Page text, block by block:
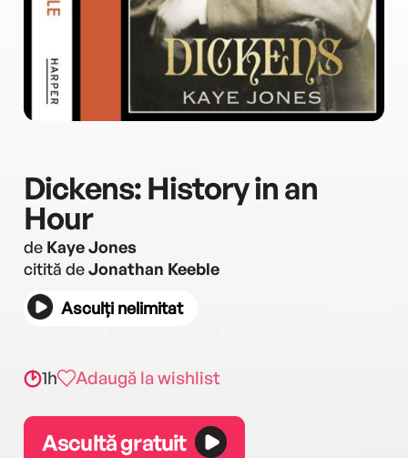
Dickens: History in an
Hour
de Kaye Jones
citită deJonathan Keeble
Asculți nelimitat
1h Adaugă la wishlist
Ascultă gratuit